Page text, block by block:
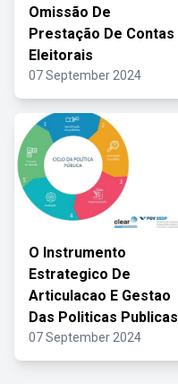
Omissão De
Prestação De Contas
Eleitorais
07 September 2024
O Instrumento
Estrategico De
Articulacao E Gestao
Das Politicas Publicas
07 September 2024